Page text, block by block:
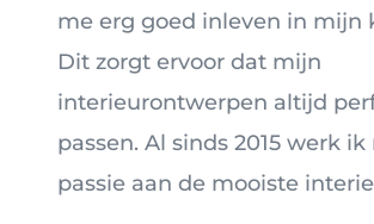
me erg goed inleven in mijn
Dit zorgt ervoor dat mijn
interieurontwerpen altijd
passen. Al sinds 2015 werk
passie aan de mooiste